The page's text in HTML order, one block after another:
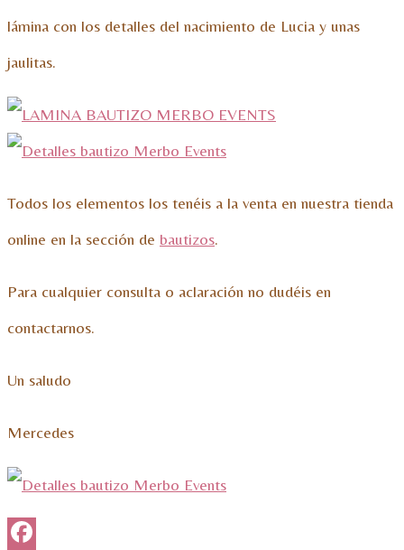
lámina con los detalles del nacimiento de Lucia y unas
jaulitas.
Todos los elementos los tenéis a la venta en nuestra tienda
online en la sección de bautizos.
Para cualquier consulta o aclaración no dudéis en
contactarnos.
Un saludo
Mercedes